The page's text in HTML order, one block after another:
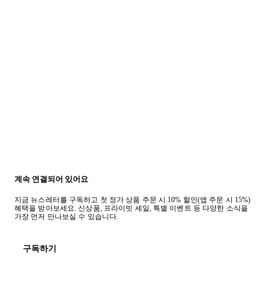
계속 연결되어 있어요
지금 뉴스레터를 구독하고 첫 정가 상품 주문 시 10% 할인(앱 주문 시 15%)
혜택을 받아보세요. 신상품, 프라이빗 세일, 특별 이벤트 등 다양한 소식을
가장 먼저 만나보실 수 있습니다.
구독하기